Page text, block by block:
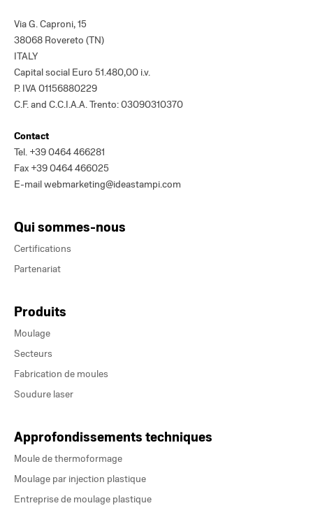
Via G. Caproni, 15
38068 Rovereto (TN)
ITALY
Capital social Euro 51.480,00 i.v.
P. IVA 01156880229
C.F. and C.C.I.A.A. Trento: 03090310370
Contact
Tel. +39 0464 466281
Fax +39 0464 466025
E-mailwebmarketing@ideastampi.com
Qui sommes-nous
Certifications
Partenariat
Produits
Moulage
Secteurs
Fabrication de moules
Soudure laser
Approfondissements techniques
Moule de thermoformage
Moulage par injection plastique
Entreprise de moulage plastique